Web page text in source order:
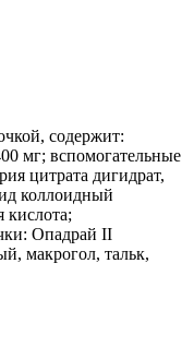
содержит:
мг; вспомогательные
цитрата дигидрат,
коллоидный
кислота;
Опадрай II
макрогол, тальк,